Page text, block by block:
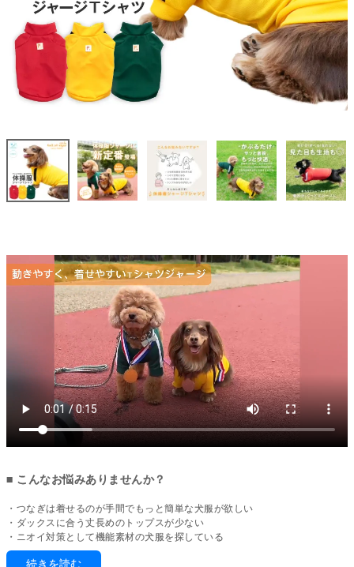
■ こんなお悩みありませんか？
・つなぎは着せるのが手間でもっと簡単な犬服が欲しい
・ダックスに合う丈長めのトップスが少ない
・ニオイ対策として機能素材の犬服を探している
・日常使いできるシンプルな長袖Tシャツが欲しい
続きを読む